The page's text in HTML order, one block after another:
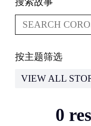
按主题筛选
VIEW ALL
0